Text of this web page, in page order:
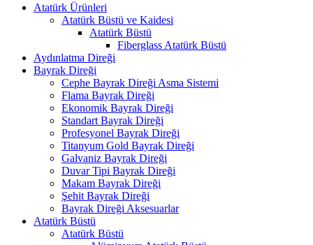
Atatürk Ürünleri
Atatürk Büstü ve Kaidesi
Atatürk Büstü
Fiberglass Atatürk Büstü
Aydınlatma Direği
Bayrak Direği
Cephe Bayrak Direği Asma Sistemi
Flama Bayrak Direği
Ekonomik Bayrak Direği
Standart Bayrak Direği
Profesyonel Bayrak Direği
Titanyum Gold Bayrak Direği
Galvaniz Bayrak Direği
Duvar Tipi Bayrak Direği
Makam Bayrak Direği
Şehit Bayrak Direği
Bayrak Direği Aksesuarlar
Atatürk Büstü
Atatürk Büstü